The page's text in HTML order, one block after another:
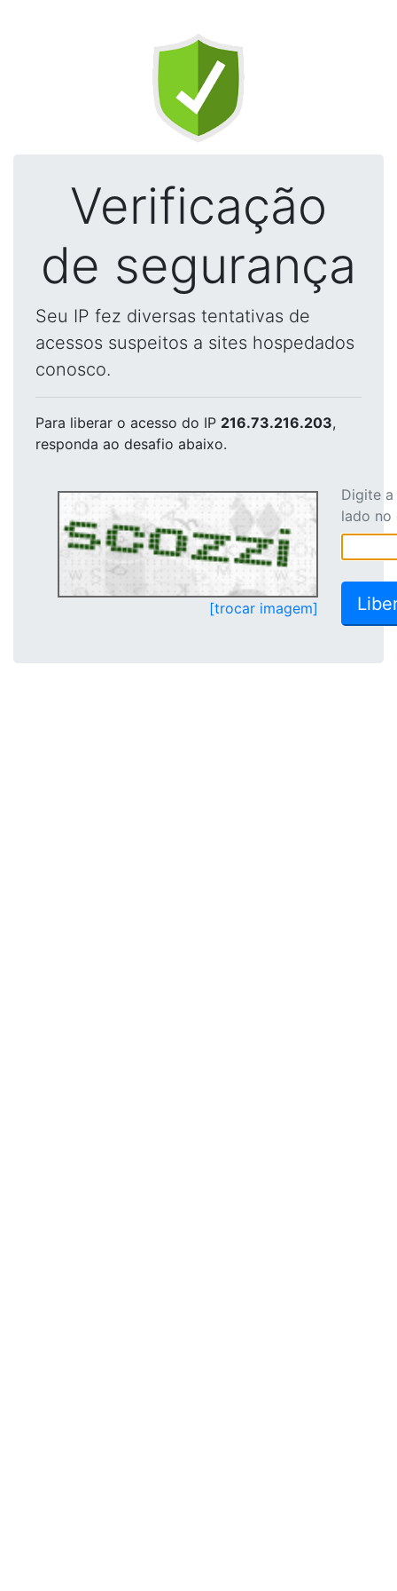
Verificação
de segurança
Seu IP fez diversas tentativas de
acessos suspeitos a sites hospedados
conosco.
Para liberar o acesso do IP 216.73.216.203,
responda ao desafio abaixo.
[trocar imagem]
Digite
lado no